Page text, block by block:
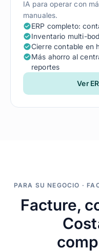
IA para operar con
manuales.
ERP completo:
Inventario multi-
Cierre contable en
Más ahorro al
reportes
Ver
PARA SU NEGOCIO ·
Facture,